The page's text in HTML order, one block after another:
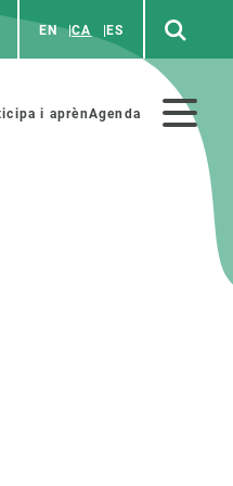
EN CA ES
i aprènAgenda